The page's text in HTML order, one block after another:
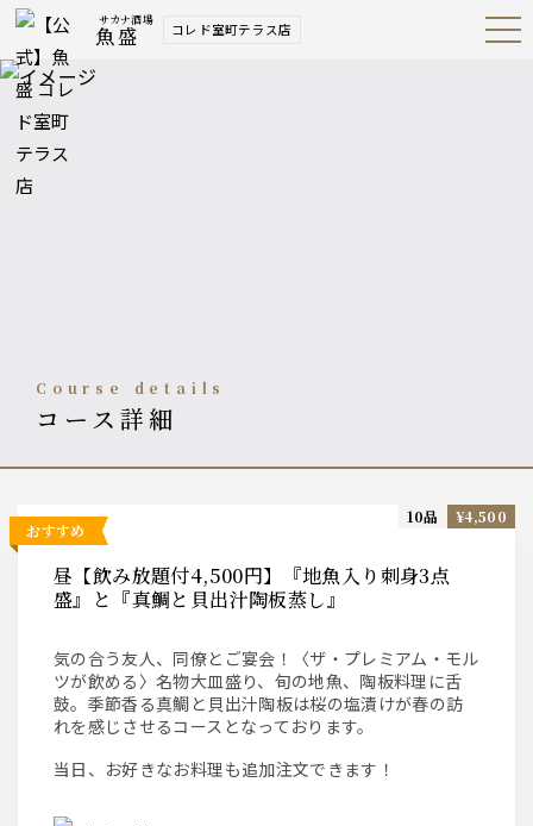
サカナ酒場
魚盛 コレド室町テラス店 Open
Navig
course details
コース詳細
おすすめ
昼【飲み放題付4,500円】『地魚入り刺身3点
盛』と『真鯛と貝出汁陶板蒸し』
気の合う友人、同僚とご宴会！〈ザ・プレミアム・モル
ツが飲める〉名物大皿盛り、旬の地魚、陶板料理に舌
鼓。季節香る真鯛と貝出汁陶板は桜の塩漬けが春の訪
れを感じさせるコースとなっております。
当日、お好きなお料理も追加注文できます！
10品 ¥4,500